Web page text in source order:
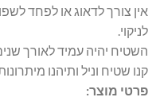
אין צורך לדאוג או לפחד
לניקוי.
השטיח יהיה עמיד לאורך
קנו שטיח וניל ותיהנו
פרטי מוצר: